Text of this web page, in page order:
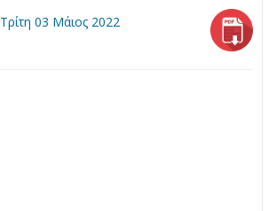
Τρίτη 03 Μάιος 2022